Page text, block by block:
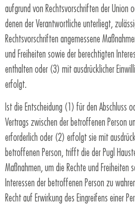
aufgrund von Rechtsvorschriften der Union
denen der Verantwortliche unterliegt,
Rechtsvorschriften angemessene
und Freiheiten sowie der berechtigten
enthalten oder (3) mit ausdrücklicher
erfolgt.
Ist die Entscheidung (1) für den Abschluss
Vertrags zwischen der betroffenen Person
erforderlich oder (2) erfolgt sie mit
betroffenen Person, trifft die der Pugl
Maßnahmen, um die Rechte und Freiheiten
Interessen der betroffenen Person zu
Recht auf Erwirkung des Eingreifens einer